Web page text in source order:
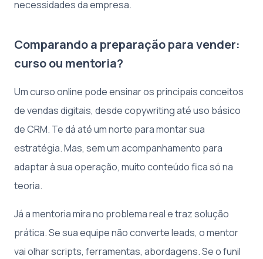
necessidades da empresa.
Comparando a preparação para vender:
curso ou mentoria?
Um curso online pode ensinar os principais conceitos
de vendas digitais, desde copywriting até uso básico
de CRM. Te dá até um norte para montar sua
estratégia. Mas, sem um acompanhamento para
adaptar à sua operação, muito conteúdo fica só na
teoria.
Já a mentoria mira no problema real e traz solução
prática. Se sua equipe não converte leads, o mentor
vai olhar scripts, ferramentas, abordagens. Se o funil